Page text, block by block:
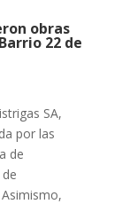
obras
22 de
SA,
por las
de